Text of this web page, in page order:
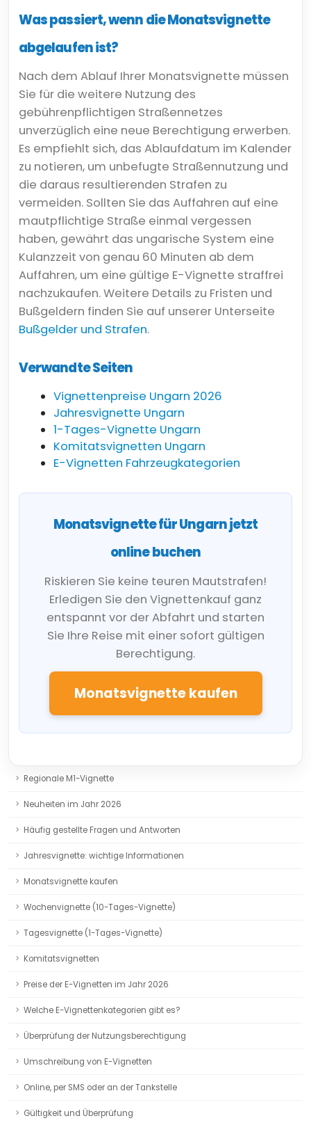
Was passiert, wenn die Monatsvignette
abgelaufen ist?
Nach dem Ablauf Ihrer Monatsvignette müssen
Sie für die weitere Nutzung des
gebührenpflichtigen Straßennetzes
unverzüglich eine neue Berechtigung erwerben.
Es empfiehlt sich, das Ablaufdatum im Kalender
zu notieren, um unbefugte Straßennutzung und
die daraus resultierenden Strafen zu
vermeiden. Sollten Sie das Auffahren auf eine
mautpflichtige Straße einmal vergessen
haben, gewährt das ungarische System eine
Kulanzzeit von genau 60 Minuten ab dem
Auffahren, um eine gültige E-Vignette straffrei
nachzukaufen. Weitere Details zu Fristen und
Bußgeldern finden Sie auf unserer Unterseite
Bußgelder und Strafen.
Verwandte Seiten
Vignettenpreise Ungarn 2026
Jahresvignette Ungarn
1-Tages-Vignette Ungarn
Komitatsvignetten Ungarn
E-Vignetten Fahrzeugkategorien
Monatsvignette für Ungarn jetzt
online buchen
Riskieren Sie keine teuren Mautstrafen!
Erledigen Sie den Vignettenkauf ganz
entspannt vor der Abfahrt und starten
Sie Ihre Reise mit einer sofort gültigen
Berechtigung.
Monatsvignette kaufen
Regionale M1-Vignette
Neuheiten im Jahr 2026
Häufig gestellte Fragen und Antworten
Jahresvignette: wichtige Informationen
Monatsvignette kaufen
Wochenvignette (10-Tages-Vignette)
Tagesvignette (1-Tages-Vignette)
Komitatsvignetten
Preise der E-Vignetten im Jahr 2026
Welche E-Vignettenkategorien gibt es?
Überprüfung der Nutzungsberechtigung
Umschreibung von E-Vignetten
Online, per SMS oder an der Tankstelle
Gültigkeit und Überprüfung